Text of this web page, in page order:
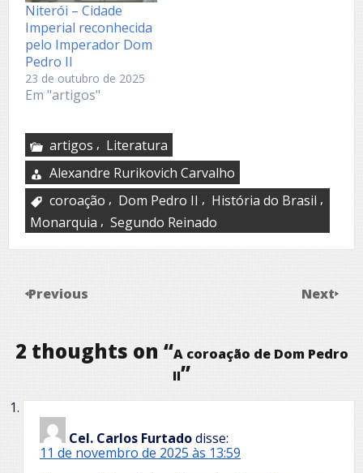
Niterói – Cidade
Imperial reconhecida
pelo Imperador Dom
Pedro II
23 de outubro de 2025
Em "artigos"
artigos , Literatura
Alexandre Rurikovich Carvalho
coroação , Dom Pedro II , História do Brasil ,
Monarquia , Segundo Reinado
Previous Next
2 thoughts on “A coroação de Dom Pedro
II”
Cel. Carlos Furtadodisse:
11 de novembro de 2025 às 13:59